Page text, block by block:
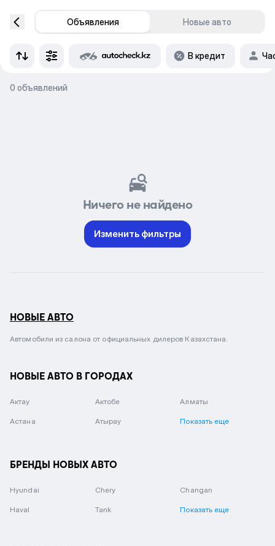
Объявления Новые авто
В кредит
0 объявлений
Ничего не найдено
Изменить фильтры
НОВЫЕ АВТО
Автомобили из салона от официальных дилеров Казахстана.
НОВЫЕ АВТО В ГОРОДАХ
Актау Актобе Алматы
Астана Атырау Показать еще
БРЕНДЫ НОВЫХ АВТО
Hyundai Chery Changan
Haval Tank Показать еще